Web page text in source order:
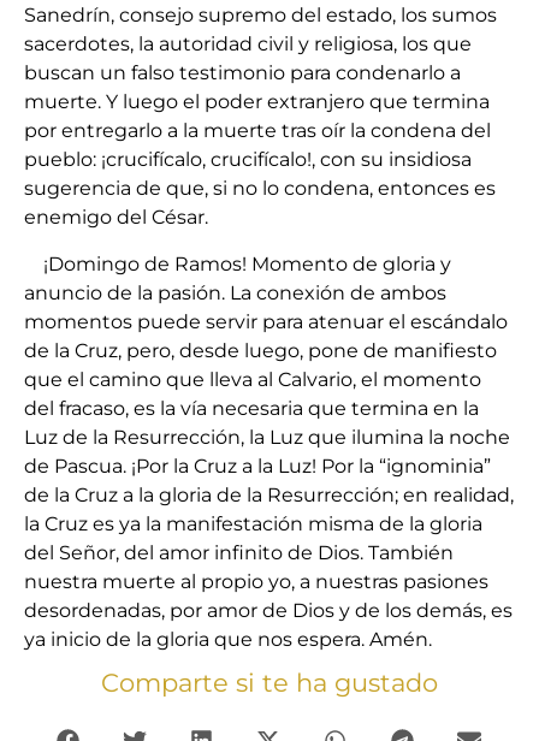
Sanedrín, consejo supremo del estado, los sumos
sacerdotes, la autoridad civil y religiosa, los que
buscan un falso testimonio para condenarlo a
muerte. Y luego el poder extranjero que termina
por entregarlo a la muerte tras oír la condena del
pueblo: ¡crucifícalo, crucifícalo!, con su insidiosa
sugerencia de que, si no lo condena, entonces es
enemigo del César.
¡Domingo de Ramos! Momento de gloria y
anuncio de la pasión. La conexión de ambos
momentos puede servir para atenuar el escándalo
de la Cruz, pero, desde luego, pone de manifiesto
que el camino que lleva al Calvario, el momento
del fracaso, es la vía necesaria que termina en la
Luz de la Resurrección, la Luz que ilumina la noche
de Pascua. ¡Por la Cruz a la Luz! Por la “ignominia”
de la Cruz a la gloria de la Resurrección; en realidad,
la Cruz es ya la manifestación misma de la gloria
del Señor, del amor infinito de Dios. También
nuestra muerte al propio yo, a nuestras pasiones
desordenadas, por amor de Dios y de los demás, es
ya inicio de la gloria que nos espera. Amén.
Comparte si te ha gustado